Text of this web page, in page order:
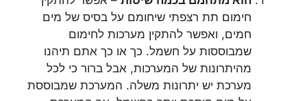
חימום תת רצפתי שיחומם על בסיס של מים
חמים, ואפשר להתקין מערכות לחימום
שמבוססות על חשמל. כך או כך אתם תיהנו
מהיתרונות של המערכות, אבל ברור כי לכל
מערכת יש יתרונות משלה. המערכת שמבוססת